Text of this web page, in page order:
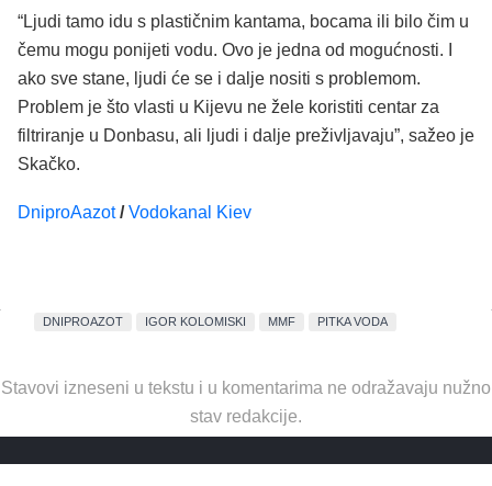
“Ljudi tamo idu s plastičnim kantama, bocama ili bilo čim u
čemu mogu ponijeti vodu. Ovo je jedna od mogućnosti. I
ako sve stane, ljudi će se i dalje nositi s problemom.
Problem je što vlasti u Kijevu ne žele koristiti centar za
filtriranje u Donbasu, ali ljudi i dalje preživljavaju”, sažeo je
Skačko.
DniproAazot / Vodokanal Kiev
DNIPROAZOT IGOR KOLOMISKI MMF PITKA VODA
Stavovi izneseni u tekstu i u komentarima ne odražavaju nužno
stav redakcije.